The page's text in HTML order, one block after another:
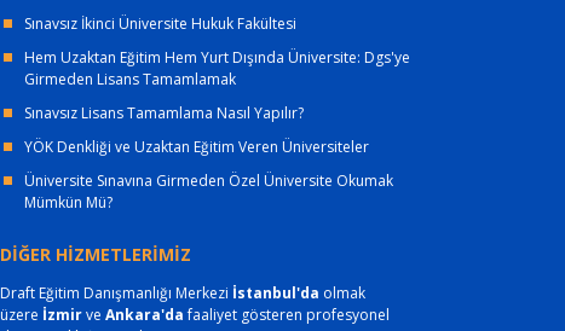
Sınavsız İkinci Üniversite Hukuk Fakültesi
Hem Uzaktan Eğitim Hem Yurt Dışında Üniversite: Dgs'ye
Girmeden Lisans Tamamlamak
Sınavsız Lisans Tamamlama Nasıl Yapılır?
YÖK Denkliği ve Uzaktan Eğitim Veren Üniversiteler
Üniversite Sınavına Girmeden Özel Üniversite Okumak
Mümkün Mü?
DİĞER HİZMETLERİMİZ
Draft Eğitim Danışmanlığı Merkezi İstanbul'da olmak
üzere İzmirve Ankara'dafaaliyet gösteren profesyonel